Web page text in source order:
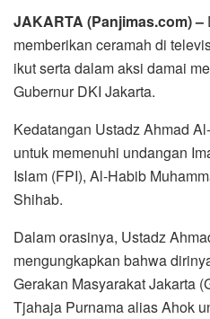
JAKARTA (Panjimas.com) –
memberikan ceramah di
ikut serta dalam aksi damai
Gubernur DKI Jakarta.
Kedatangan Ustadz Ahmad
untuk memenuhi undangan
Islam (FPI), Al-Habib
Shihab.
Dalam orasinya, Ustadz
mengungkapkan bahwa
Gerakan Masyarakat Jakarta
Tjahaja Purnama alias Ahok